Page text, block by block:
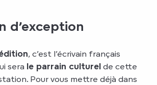
d’exception
, c’est l’écrivain français
sera le parrain culturel de cette
Pour vous mettre déjà dans